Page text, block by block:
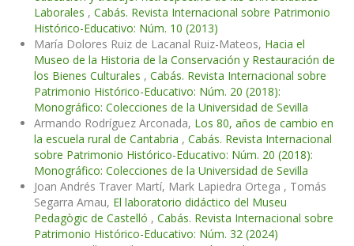
Laborales , Cabás. Revista Internacional sobre Patrimonio
Histórico-Educativo: Núm. 10 (2013)
María Dolores Ruiz de Lacanal Ruiz-Mateos, Hacia el
Museo de la Historia de la Conservación y Restauración de
los Bienes Culturales , Cabás. Revista Internacional sobre
Patrimonio Histórico-Educativo: Núm. 20 (2018):
Monográfico: Colecciones de la Universidad de Sevilla
Armando Rodríguez Arconada, Los 80, años de cambio en
la escuela rural de Cantabria , Cabás. Revista Internacional
sobre Patrimonio Histórico-Educativo: Núm. 20 (2018):
Monográfico: Colecciones de la Universidad de Sevilla
Joan Andrés Traver Martí, Mark Lapiedra Ortega , Tomás
Segarra Arnau, El laboratorio didáctico del Museu
Pedagògic de Castelló , Cabás. Revista Internacional sobre
Patrimonio Histórico-Educativo: Núm. 32 (2024)